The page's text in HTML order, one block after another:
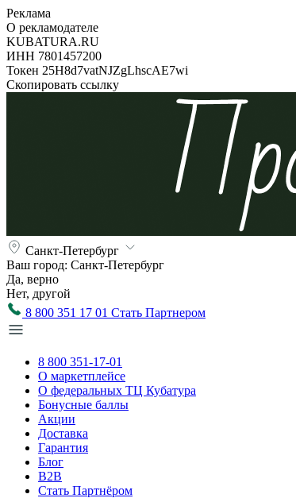
Реклама
О рекламодателе
KUBATURA.RU
ИНН 7801457200
Токен 25H8d7vatNJZgLhscAE7wi
Скопировать ссылку
Санкт-Петербург
Ваш город: Санкт-Петербург
Да, верно
Нет, другой
8 800 351 17 01 Стать Партнером
8 800 351-17-01
О маркетплейсе
О федеральных ТЦ Кубатура
Бонусные баллы
Акции
Доставка
Гарантия
Блог
B2B
Стать Партнёром